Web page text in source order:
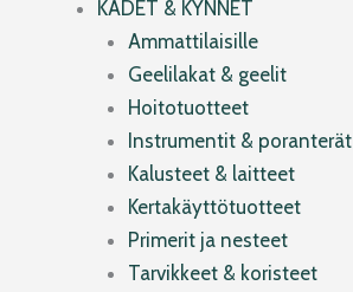
KÄDET & KYNNET
Ammattilaisille
Geelilakat & geelit
Hoitotuotteet
Instrumentit & poranterät
Kalusteet & laitteet
Kertakäyttötuotteet
Primerit ja nesteet
Tarvikkeet & koristeet